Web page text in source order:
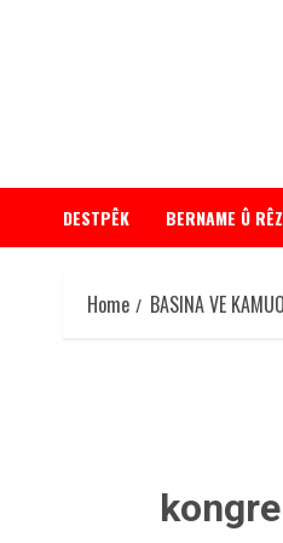
DESTPÊK BERNAME Û
Home BASINA VE